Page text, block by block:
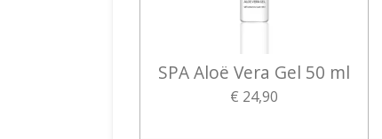
SPA Aloë Vera Gel 50 ml
€ 24,90